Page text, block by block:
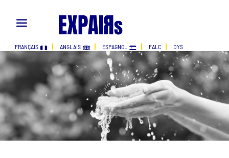
FRANÇAIS ANGLAIS ESPAGNOL FALC DYS